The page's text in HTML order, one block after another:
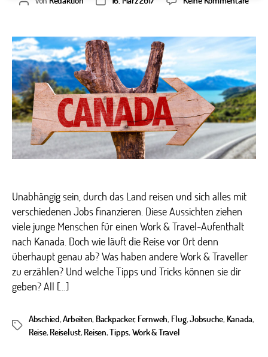
in
–
Infos
aus
1.
Hand
Unabhängig sein, durch das Land reisen und sich alles mit
verschiedenen Jobs finanzieren. Diese Aussichten ziehen
viele junge Menschen für einen Work & Travel-Aufenthalt
nach Kanada. Doch wie läuft die Reise vor Ort denn
überhaupt genau ab? Was haben andere Work & Traveller
zu erzählen? Und welche Tipps und Tricks können sie dir
geben? All […]
Schlagwörter
Abschied,Arbeiten, Backpacker, Fernweh, Flug,Jobsuche, Kanada,
Reise, Reiselust, Reisen,Tipps, Work & Travel